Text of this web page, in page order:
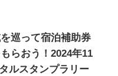
巡って宿泊補助券
らおう！2024年11
ルスタンプラリー